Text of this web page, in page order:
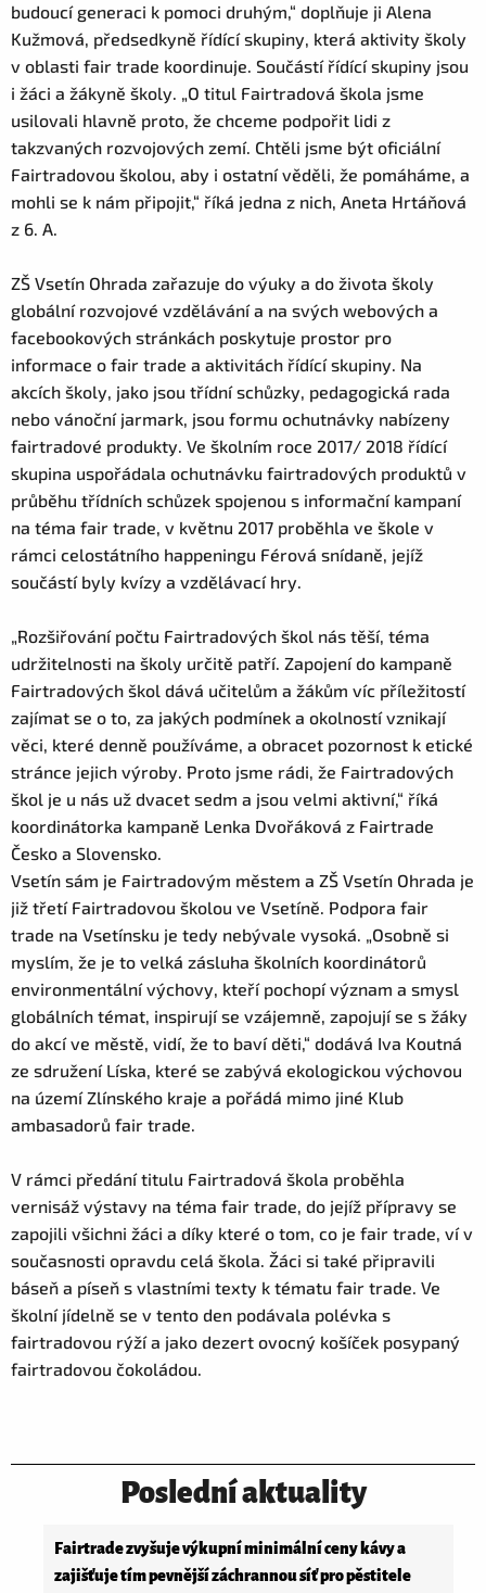
Poslední aktuality
Fairtrade zvyšuje výkupní minimální ceny kávy a
zajišťuje tím pevnější záchrannou síť pro pěstitele
budoucí generaci k pomoci druhým,“ doplňuje ji Alena
Kužmová, předsedkyně řídící skupiny, která aktivity školy
v oblasti fair trade koordinuje. Součástí řídící skupiny jsou
i žáci a žákyně školy. „O titul Fairtradová škola jsme
usilovali hlavně proto, že chceme podpořit lidi z
takzvaných rozvojových zemí. Chtěli jsme být oficiální
Fairtradovou školou, aby i ostatní věděli, že pomáháme, a
mohli se k nám připojit,“ říká jedna z nich, Aneta Hrtáňová
z 6. A.
ZŠ Vsetín Ohrada zařazuje do výuky a do života školy
globální rozvojové vzdělávání a na svých webových a
facebookových stránkách poskytuje prostor pro
informace o fair trade a aktivitách řídící skupiny. Na
akcích školy, jako jsou třídní schůzky, pedagogická rada
nebo vánoční jarmark, jsou formu ochutnávky nabízeny
fairtradové produkty. Ve školním roce 2017/ 2018 řídící
skupina uspořádala ochutnávku fairtradových produktů v
průběhu třídních schůzek spojenou s informační kampaní
na téma fair trade, v květnu 2017 proběhla ve škole v
rámci celostátního happeningu Férová snídaně, jejíž
součástí byly kvízy a vzdělávací hry.
„Rozšiřování počtu Fairtradových škol nás těší, téma
udržitelnosti na školy určitě patří. Zapojení do kampaně
Fairtradových škol dává učitelům a žákům víc příležitostí
zajímat se o to, za jakých podmínek a okolností vznikají
věci, které denně používáme, a obracet pozornost k etické
stránce jejich výroby. Proto jsme rádi, že Fairtradových
škol je u nás už dvacet sedm a jsou velmi aktivní,“ říká
koordinátorka kampaně Lenka Dvořáková z Fairtrade
Česko a Slovensko.
Vsetín sám je Fairtradovým městem a ZŠ Vsetín Ohrada je
již třetí Fairtradovou školou ve Vsetíně. Podpora fair
trade na Vsetínsku je tedy nebývale vysoká. „Osobně si
myslím, že je to velká zásluha školních koordinátorů
environmentální výchovy, kteří pochopí význam a smysl
globálních témat, inspirují se vzájemně, zapojují se s žáky
do akcí ve městě, vidí, že to baví děti,“ dodává Iva Koutná
ze sdružení Líska, které se zabývá ekologickou výchovou
na území Zlínského kraje a pořádá mimo jiné Klub
ambasadorů fair trade.
V rámci předání titulu Fairtradová škola proběhla
vernisáž výstavy na téma fair trade, do jejíž přípravy se
zapojili všichni žáci a díky které o tom, co je fair trade, ví v
současnosti opravdu celá škola. Žáci si také připravili
báseň a píseň s vlastními texty k tématu fair trade. Ve
školní jídelně se v tento den podávala polévka s
fairtradovou rýží a jako dezert ovocný košíček posypaný
fairtradovou čokoládou.